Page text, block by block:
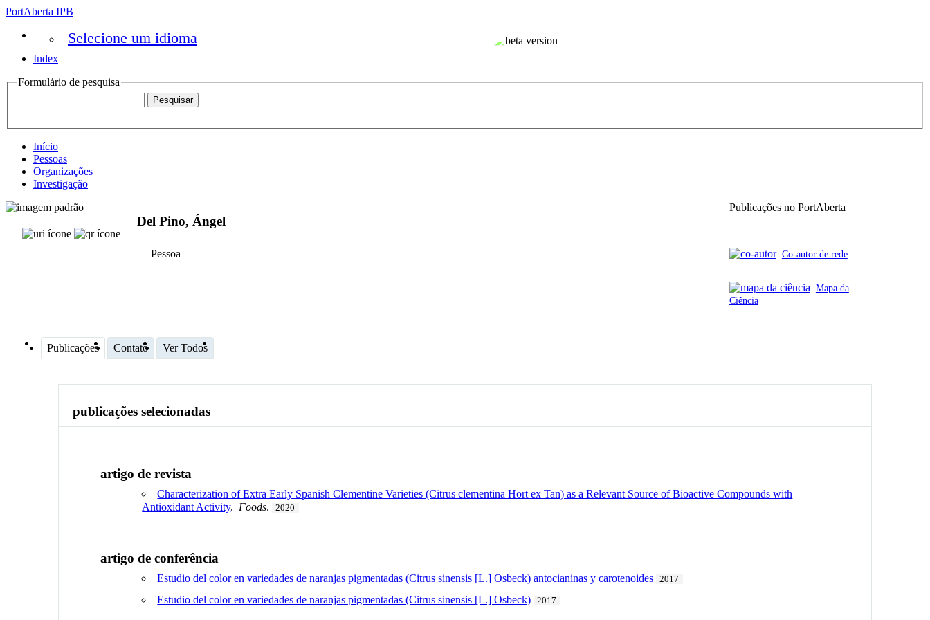
PortAberta IPB
Selecione um idioma
Index
Formulário de pesquisa
Início
Pessoas
Organizações
Investigação
Publicações no PortAberta
Co-autor de rede
Mapa da
Ciência
Del Pino, Ángel
Pessoa
Publicações Contato Ver Todos
publicações selecionadas
artigo de revista
Characterization of Extra Early Spanish Clementine Varieties (Citrus clementina Hort ex Tan) as a Relevant Source of Bioactive Compounds with
Antioxidant Activity. Foods. 2020
artigo de conferência
Estudio del color en variedades de naranjas pigmentadas (Citrus sinensis [L.] Osbeck) antocianinas y carotenoides 2017
Estudio del color en variedades de naranjas pigmentadas (Citrus sinensis [L.] Osbeck) 2017